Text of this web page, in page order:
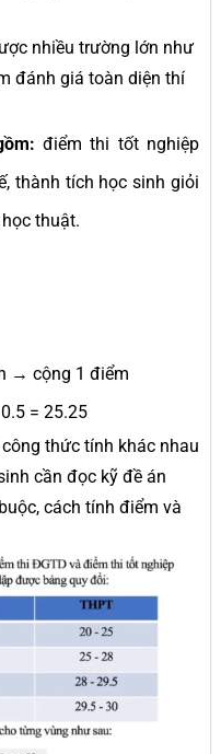
nhiều trường lớn như
đánh giá toàn diện thí
điểm thi tốt nghiệp
thành tích học sinh giỏi
thuật.
→ cộng 1 điểm
= 25.25
thức tính khác nhau
cần đọc kỹ đề án
cách tính điểm và